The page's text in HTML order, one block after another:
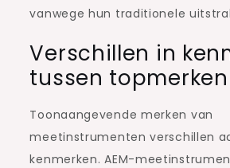
vanwege hun traditionele
Verschillen in
tussen topmerken
Toonaangevende merken van
meetinstrumenten verschillen
kenmerken. AEM-